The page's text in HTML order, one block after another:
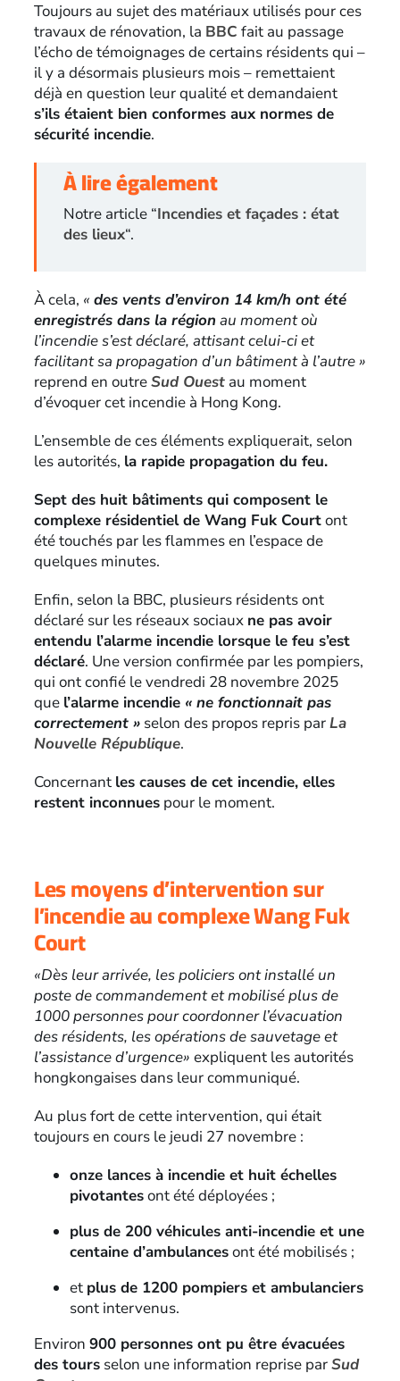
Toujours au sujet des matériaux utilisés pour ces
travaux de rénovation, la BBC fait au passage
l’écho de témoignages de certains résidents qui –
il y a désormais plusieurs mois – remettaient
déjà en question leur qualité et demandaient
s’ils étaient bien conformes aux normes de
sécurité incendie.
À lire également
Notre article “Incendies et façades : état
des lieux“.
À cela, « des vents d’environ 14 km/h ont été
enregistrés dans la région au moment où
l’incendie s’est déclaré, attisant celui-ci et
facilitant sa propagation d’un bâtiment à l’autre »
reprend en outreSud Ouestau moment
d’évoquer cet incendie à Hong Kong.
L’ensemble de ces éléments expliquerait, selon
les autorités, la rapide propagation du feu.
Sept des huit bâtiments qui composent le
complexe résidentiel de Wang Fuk Courtont
été touchés par les flammes en l’espace de
quelques minutes.
Enfin, selon la BBC, plusieurs résidents ont
déclaré sur les réseaux sociaux ne pas avoir
entendu l’alarme incendie lorsque le feu s’est
déclaré. Une version confirmée par les pompiers,
qui ont confié le vendredi 28 novembre 2025
que l’alarme incendie « ne fonctionnait pas
correctement »selon des propos repris parLa
Nouvelle République.
Concernant les causes de cet incendie, elles
restent inconnuespour le moment.
Les moyens d’intervention sur
l’incendie au complexe Wang Fuk
Court
«Dès leur arrivée, les policiers ont installé un
poste de commandement et mobilisé plus de
1000 personnes pour coordonner l’évacuation
des résidents, les opérations de sauvetage et
l’assistance d’urgence» expliquent les autorités
hongkongaises dans leur communiqué.
Au plus fort de cette intervention, qui était
toujours en cours le jeudi 27 novembre :
onze lances à incendie et huit échelles
pivotantesont été déployées ;
plus de 200 véhicules anti-incendie et une
centaine d’ambulancesont été mobilisés ;
et plus de 1200 pompiers et ambulanciers
sont intervenus.
Environ 900 personnes ont pu être évacuées
des toursselon une information reprise parSud